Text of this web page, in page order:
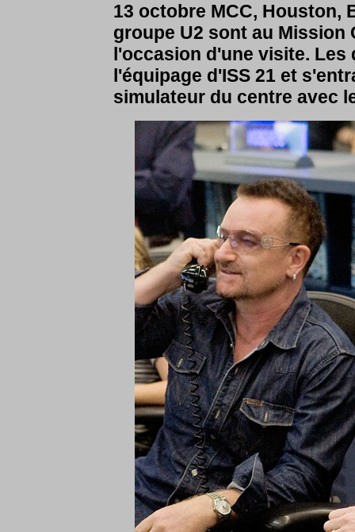
13 octobre MCC, Houston,
groupe U2 sont au Mission
l'occasion d'une visite. Les
l'équipage d'ISS 21 et
simulateur du centre avec